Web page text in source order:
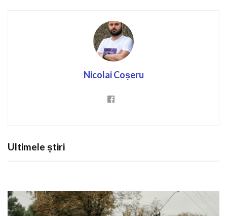
Nicolai Coșeru
Ultimele știri